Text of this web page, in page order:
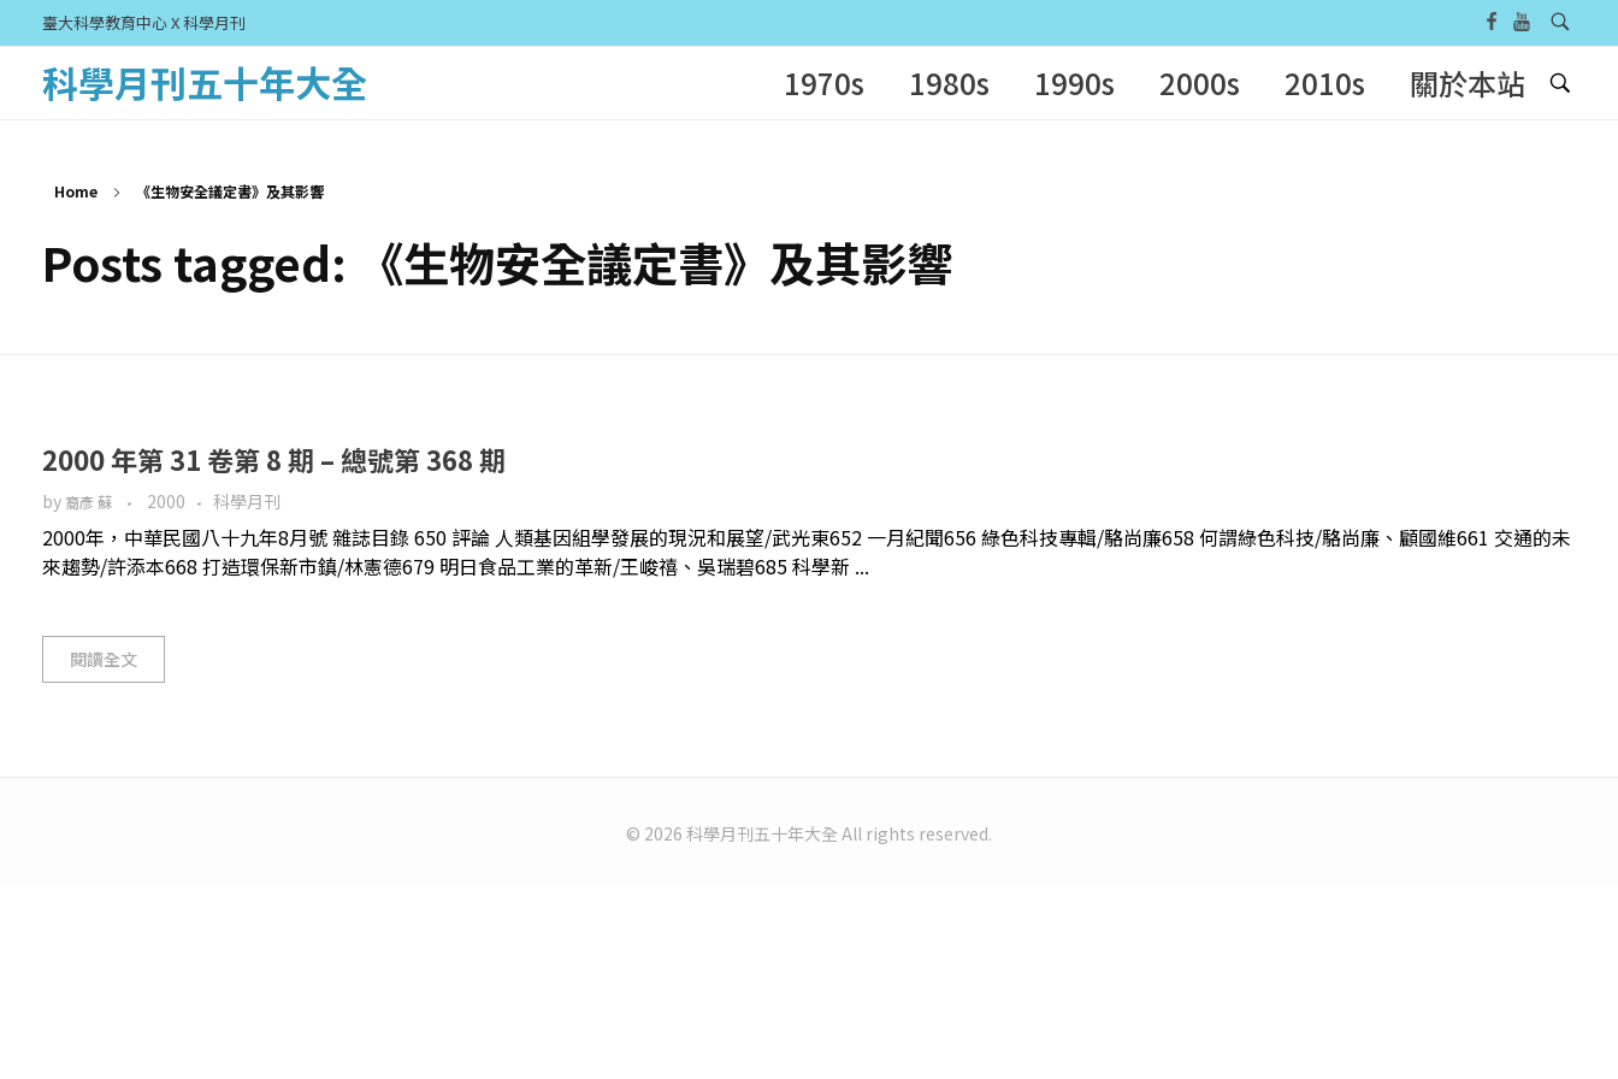
臺大科學教育中心 X 科學月刊
科學月刊五十年大全 1970s 1980s 1990s 2000s 2010s 關於本站
Home 《生物安全議定書》及其影響
Posts tagged: 《生物安全議定書》及其影響
2000 年第 31 卷第 8 期 – 總號第 368 期
by 裔彥 蘇 2000 科學月刊
2000年，中華民國八十九年8月號 雜誌目錄 650 評論 人類基因組學發展的現況和展望/武光東652 一月紀聞656 綠色科技專輯/駱尚廉658 何謂綠色科技/駱尚廉、顧國維661 交通的未
來趨勢/許添本668 打造環保新市鎮/林憲德679 明日食品工業的革新/王峻禧、吳瑞碧685 科學新 ...
閱讀全文
© 2026 科學月刊五十年大全 All rights reserved.